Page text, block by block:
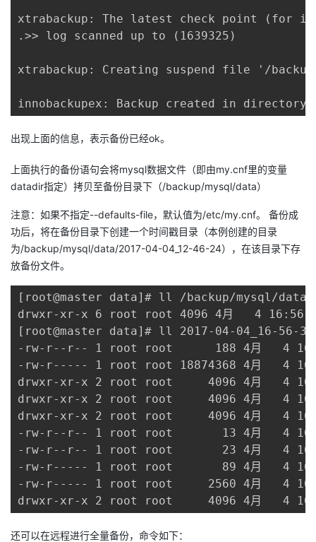
xtrabackup: The latest check point (for
.>> log scanned up to (1639325)
xtrabackup: Creating suspend file '/
innobackupex: Backup created in directory
出现上面的信息，表示备份已经ok。
上面执行的备份语句会将mysql数据文件（即由my.cnf里的变量
datadir指定）拷贝至备份目录下（/backup/mysql/data）
注意：如果不指定--defaults-file，默认值为/etc/my.cnf。 备份成
功后，将在备份目录下创建一个时间戳目录（本例创建的目录
为/backup/mysql/data/2017-04-04_12-46-24），在该目录下存
放备份文件。
[root@master data]# ll /backup/mysql/data/
drwxr-xr-x 6 root root 4096 4月   4 16:56
[root@master data]# ll 2017-04-04_16-56-35/
-rw-r--r-- 1 root root      188 4月   4
-rw-r----- 1 root root 18874368 4月   4
drwxr-xr-x 2 root root     4096 4月   4
drwxr-xr-x 2 root root     4096 4月   4
drwxr-xr-x 2 root root     4096 4月   4
-rw-r--r-- 1 root root       13 4月   4
-rw-r--r-- 1 root root       23 4月   4
-rw-r----- 1 root root       89 4月   4
-rw-r----- 1 root root     2560 4月   4
drwxr-xr-x 2 root root     4096 4月   4
还可以在远程进行全量备份，命令如下：